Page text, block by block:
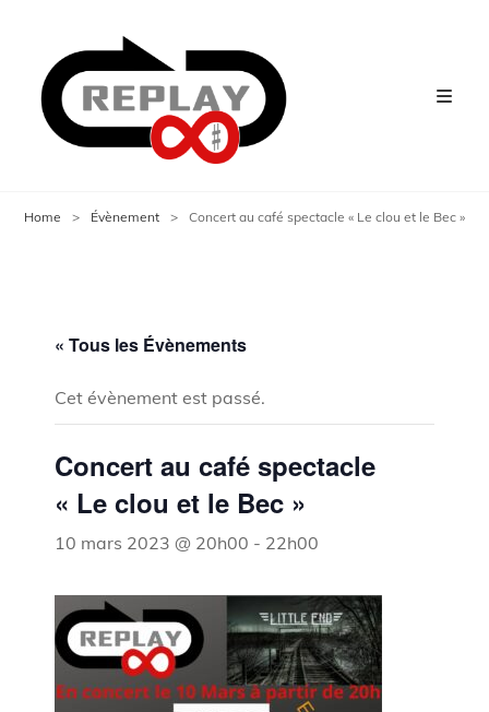
Home > Évènement > Concert au café spectacle « Le clou et le Bec »
« Tous les Évènements
Cet évènement est passé.
Concert au café spectacle
« Le clou et le Bec »
10 mars 2023 @ 20h00 - 22h00